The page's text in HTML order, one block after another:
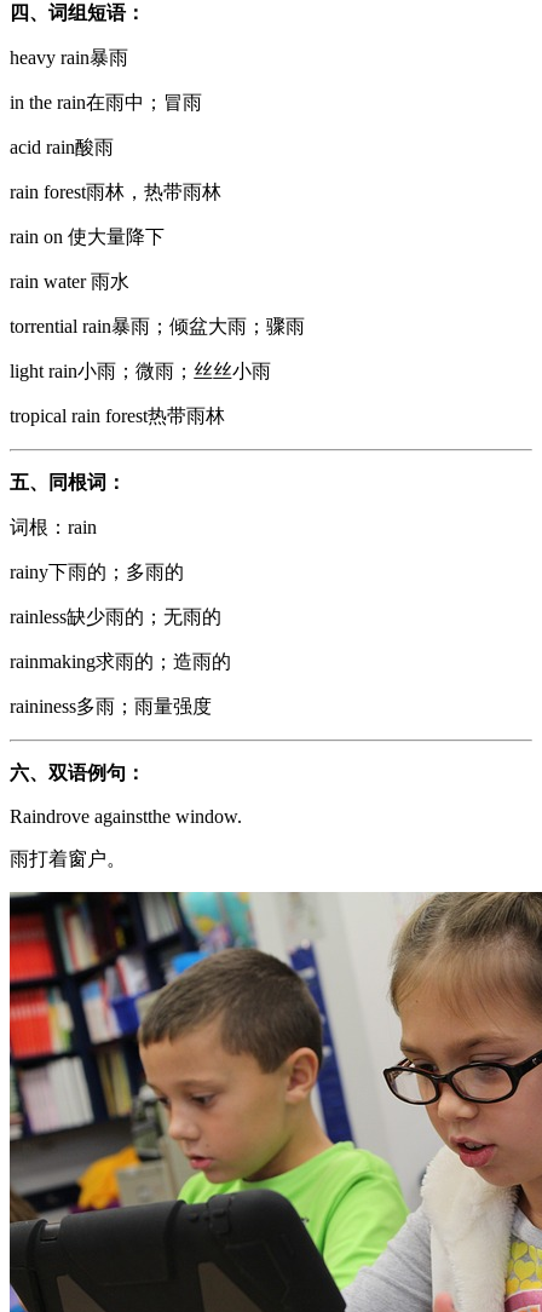
四、词组短语：
heavy rain暴雨
in the rain在雨中；冒雨
acid rain酸雨
rain forest雨林，热带雨林
rain on 使大量降下
rain water 雨水
torrential rain暴雨；倾盆大雨；骤雨
light rain小雨；微雨；丝丝小雨
tropical rain forest热带雨林
五、 同根词：
词根：rain
rainy下雨的；多雨的
rainless缺少雨的；无雨的
rainmaking求雨的；造雨的
raininess多雨；雨量强度
六、 双语例句：
Raindrove againstthe window.
雨打着窗户。